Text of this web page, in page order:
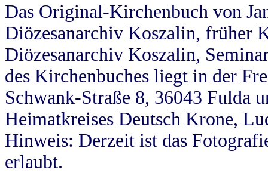
Das Original-Kirchenbuch von
Diözesanarchiv Koszalin, früher
Diözesanarchiv Koszalin,
des Kirchenbuches liegt in der
Schwank-Straße 8, 36043 Fulda
Heimatkreises Deutsch Krone,
Hinweis: Derzeit ist das
erlaubt.